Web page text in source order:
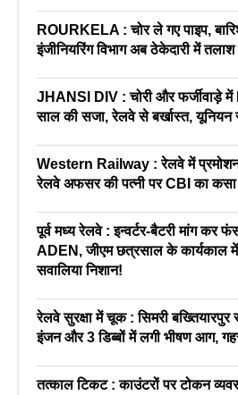
ROURKELA : चोर ले गए पाइप,
इंजीनियरिंग विभाग अब ठेकेदारी में तलाश
JHANSI DIV : चोरी और फर्जीवाड़े
साल की सजा, रेलवे से बर्खास्त, यूनियन
Western Railway : रेलवे में प्रमोशन
रेलवे अफसर की पत्नी पर CBI का
पूर्व मध्य रेलवे : इन्वर्टर-बैटरी मांग कर
ADEN, जीएम छत्रसाल के कार्यकाल में
सवालिया निशान!
रेलवे सुरक्षा में चूक : सिमरी
इंजन और 3 डिब्बों में लगी भीषण आग,
तत्काल टिकट : काउंटरों पर टोकन